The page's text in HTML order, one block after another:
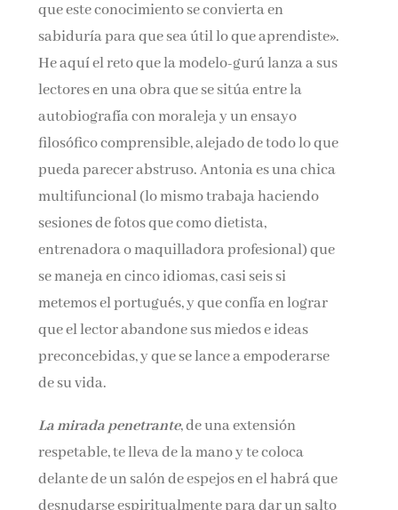
que este conocimiento se convierta en
sabiduría para que sea útil lo que aprendiste».
He aquí el reto que la modelo-gurú lanza a sus
lectores en una obra que se sitúa entre la
autobiografía con moraleja y un ensayo
filosófico comprensible, alejado de todo lo que
pueda parecer abstruso. Antonia es una chica
multifuncional (lo mismo trabaja haciendo
sesiones de fotos que como dietista,
entrenadora o maquilladora profesional) que
se maneja en cinco idiomas, casi seis si
metemos el portugués, y que confía en lograr
que el lector abandone sus miedos e ideas
preconcebidas, y que se lance a empoderarse
de su vida.
La mirada penetrante, de una extensión
respetable, te lleva de la mano y te coloca
delante de un salón de espejos en el habrá que
desnudarse espiritualmente para dar un salto